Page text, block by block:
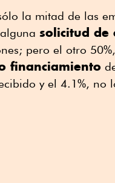
la mitad de las
solicitud de
pero el otro
financiamiento
y el 4.1%, no